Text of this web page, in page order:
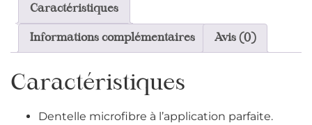
Caractéristiques
Informations complémentaires Avis (0)
Caractéristiques
Dentelle microfibre à l’application parfaite.